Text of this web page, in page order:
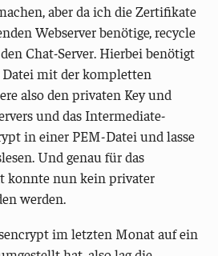
aber da ich die Zertifikate
Webserver benötige, recycle
Chat-Server. Hierbei benötigt
mit der kompletten
also den privaten Key und
und das Intermediate-
in einer PEM-Datei und lasse
Und genau für das
konnte nun kein privater
werden.
im letzten Monat auf ein